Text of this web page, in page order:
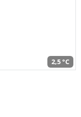
2,5 °C